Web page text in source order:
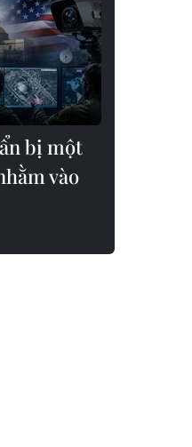
bị một
vào